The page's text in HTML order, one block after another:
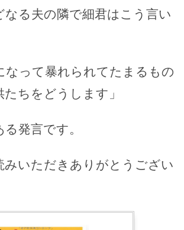
なる夫の隣で細君はこう言い
なって暴れられてたまるもの
ちをどうします」
発言です。
みいただきありがとうござい